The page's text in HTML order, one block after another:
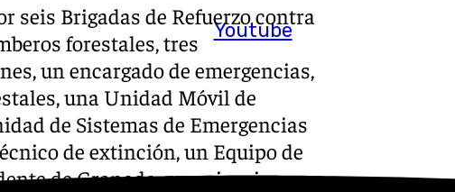
Youtube
seis Brigadas de Refuerzo contra
forestales, tres
un encargado de emergencias,
una Unidad Móvil de
de Sistemas de Emergencias
de extinción, un Equipo de
de Granada, maquinaria